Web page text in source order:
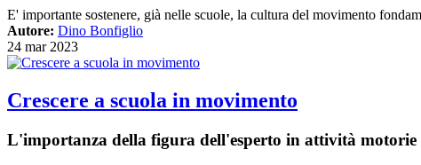
E' importante sostenere, già nelle scuole, la cultura del movimento
Autore: Dino Bonfiglio
24 mar 2023
Crescere a scuola in movimento
L'importanza della figura dell'esperto in attività motorie